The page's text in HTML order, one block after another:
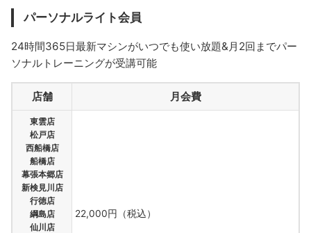
パーソナルライト会員
24時間365日最新マシンがいつでも使い放題&月2回までパー
ソナルトレーニングが受講可能
店舗 月会費
東雲店
松戸店
西船橋店
船橋店
幕張本郷店
新検見川店
行徳店
綱島店
仙川店
22,000円（税込）